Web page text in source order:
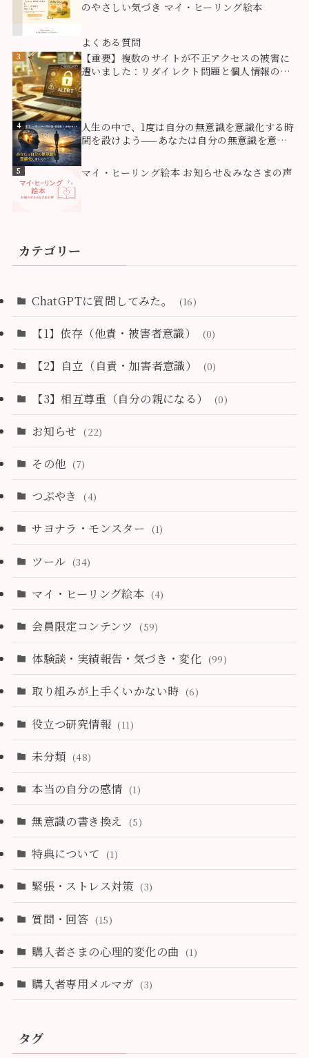
のやさしい気づき マイ・ヒーリング絵本
よくある質問
3
【重要】複数のサイトが不正アクセスの被害に
遭いました：リダイレクト問題と個人情報のご
報告
4
人生の中で、1度は自分の無意識を意識化する時
間を設けよう——あなたは自分の無意識を意識
化しましたか？
5 マイ・ヒーリング絵本 お知らせ＆みなさまの声
カテゴリー
ChatGPTに質問してみた。 (16)
【1】依存（他責・被害者意識） (0)
【2】自立（自責・加害者意識） (0)
【3】相互尊重（自分の親になる） (0)
お知らせ (22)
その他 (7)
つぶやき (4)
サヨナラ・モンスター (1)
ツール (34)
マイ・ヒーリング絵本 (4)
会員限定コンテンツ (59)
体験談・実績報告・気づき・変化 (99)
取り組みが上手くいかない時 (6)
役立つ研究情報 (11)
未分類 (48)
本当の自分の感情 (1)
無意識の書き換え (5)
特典について (1)
緊張・ストレス対策 (3)
質問・回答 (15)
購入者さまの心理的変化の曲 (1)
購入者専用メルマガ (3)
タグ